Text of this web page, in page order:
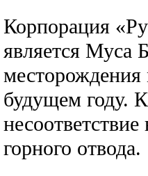
Корпорация
является Муса
месторождения
будущем году.
горного отвода.